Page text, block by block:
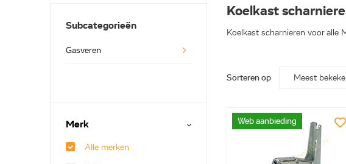
Subcategorieën
Gasveren
Merk
Alle merken
Koelkast
Koelkast scharnieren voor alle
Sorteren op
Web aanbieding